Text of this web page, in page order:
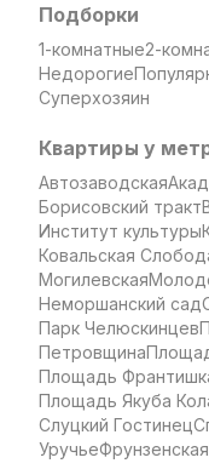
Подборки
1-комнатные2-
Недорогие
Суперхозяин
Квартиры у
Автозаводская
Борисовский тракт
Институт культуры
Ковальская
Могилевская
Неморшанский сад
Парк Челюскинцев
Петровщина
Площадь
Площадь Якуба
Слуцкий Гостинец
УручьеФрунзенская